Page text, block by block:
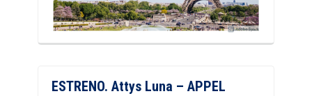
ESTRENO. Attys Luna – APPEL